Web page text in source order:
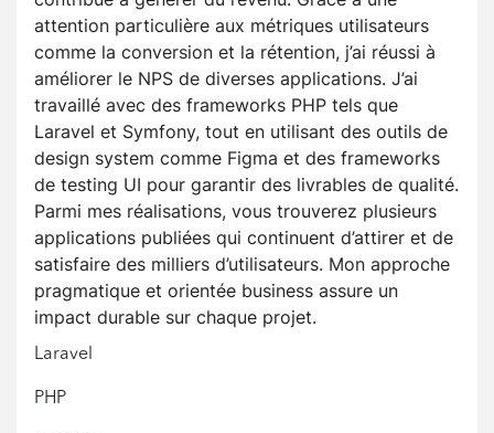
attention particulière aux métriques utilisateurs
comme la conversion et la rétention, j’ai réussi à
améliorer le NPS de diverses applications. J’ai
travaillé avec des frameworks PHP tels que
Laravel et Symfony, tout en utilisant des outils de
design system comme Figma et des frameworks
de testing UI pour garantir des livrables de qualité.
Parmi mes réalisations, vous trouverez plusieurs
applications publiées qui continuent d’attirer et de
satisfaire des milliers d’utilisateurs. Mon approche
pragmatique et orientée business assure un
impact durable sur chaque projet.
Laravel
PHP